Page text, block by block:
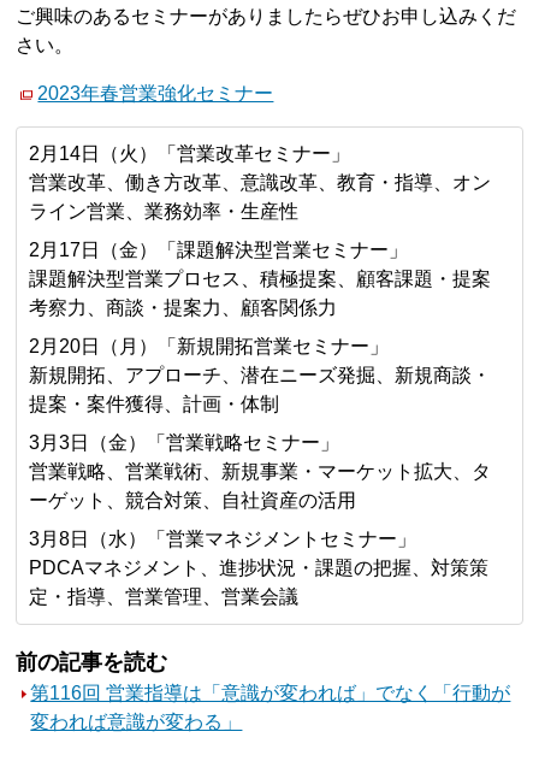
ご興味のあるセミナーがありましたらぜひお申し込みくだ
さい。
2023年春営業強化セミナー
2月14日（火）「営業改革セミナー」
営業改革、働き方改革、意識改革、教育・指導、オン
ライン営業、業務効率・生産性
2月17日（金）「課題解決型営業セミナー」
課題解決型営業プロセス、積極提案、顧客課題・提案
考察力、商談・提案力、顧客関係力
2月20日（月）「新規開拓営業セミナー」
新規開拓、アプローチ、潜在ニーズ発掘、新規商談・
提案・案件獲得、計画・体制
3月3日（金）「営業戦略セミナー」
営業戦略、営業戦術、新規事業・マーケット拡大、タ
ーゲット、競合対策、自社資産の活用
3月8日（水）「営業マネジメントセミナー」
PDCAマネジメント、進捗状況・課題の把握、対策策
定・指導、営業管理、営業会議
前の記事を読む
第116回 営業指導は「意識が変われば」でなく「行動が
変われば意識が変わる」